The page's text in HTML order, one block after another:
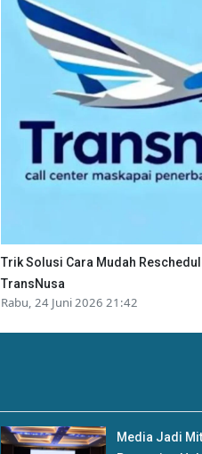
Trik Solusi Cara Mudah
TransNusa
Rabu, 24 Juni 2026 21:42
Media Jadi